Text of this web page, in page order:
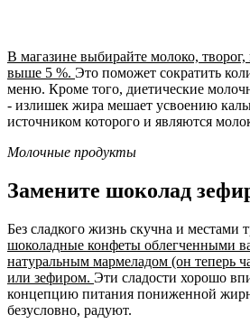
В магазине выбирайте молоко,
выше 5 %. Это поможет сократить
меню. Кроме того, диетические
- излишек жира мешает усвоению
источником которого и являются
Молочные продукты
Замените шоколад
Без сладкого жизнь скучна и местами
шоколадные конфеты облегченными
натуральным мармеладом (он теперь
или зефиром. Эти сладости хорошо
концепцию питания пониженной
безусловно, радуют.